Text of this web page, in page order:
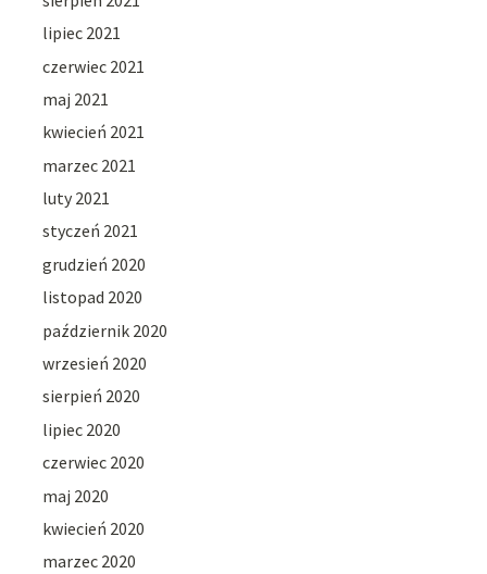
lipiec 2021
czerwiec 2021
maj 2021
kwiecień 2021
marzec 2021
luty 2021
styczeń 2021
grudzień 2020
listopad 2020
październik 2020
wrzesień 2020
sierpień 2020
lipiec 2020
czerwiec 2020
maj 2020
kwiecień 2020
marzec 2020